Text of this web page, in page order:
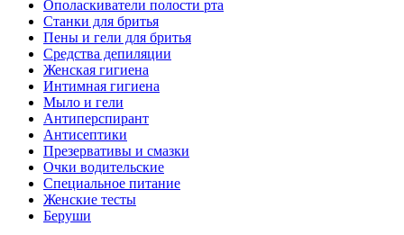
Ополаскиватели полости рта
Станки для бритья
Пены и гели для бритья
Средства депиляции
Женская гигиена
Интимная гигиена
Мыло и гели
Антиперспирант
Антисептики
Презервативы и смазки
Очки водительские
Специальное питание
Женские тесты
Беруши